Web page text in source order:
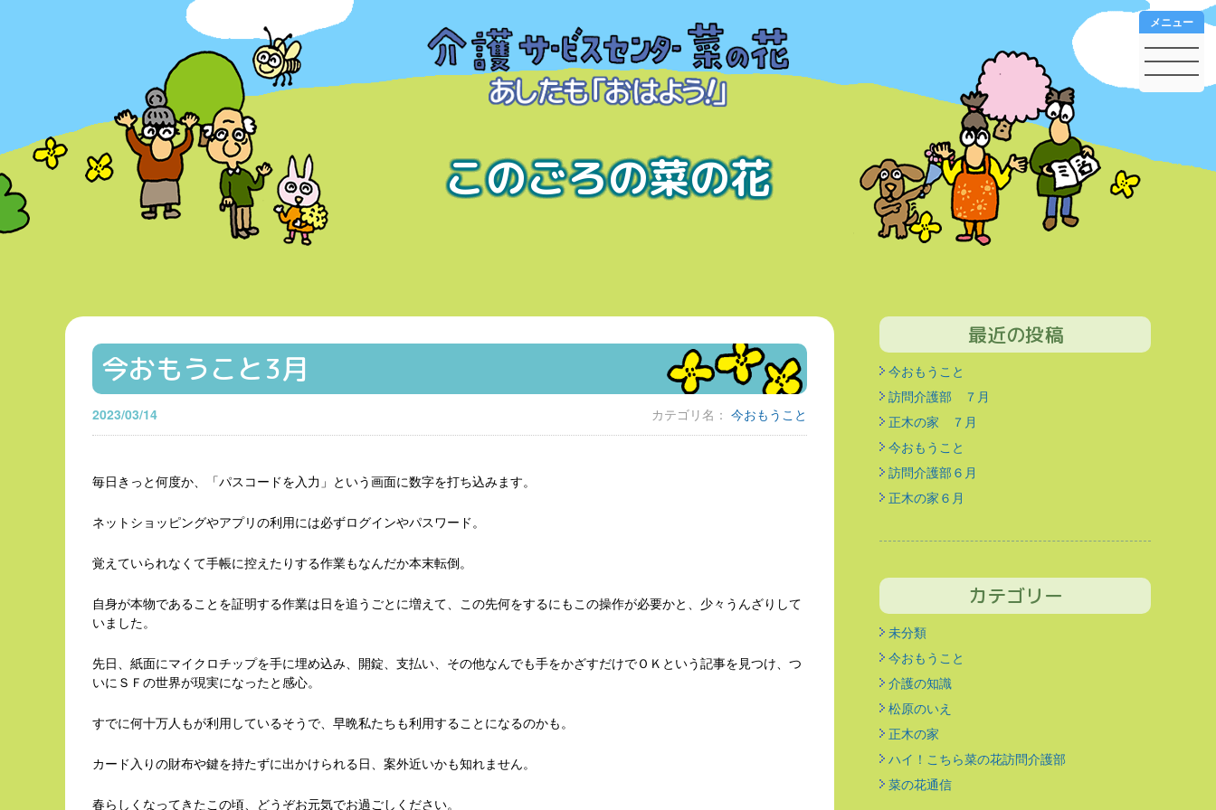
このごろの菜の花
メニュー
今おもうこと3月
2023/03/14 カテゴリ名： 今おもうこと
毎日きっと何度か、「パスコードを入力」という画面に数字を打ち込みます。
ネットショッピングやアプリの利用には必ずログインやパスワード。
覚えていられなくて手帳に控えたりする作業もなんだか本末転倒。
自身が本物であることを証明する作業は日を追うごとに増えて、この先何をするにもこの操作が必要かと、少々うんざりして
いました。
先日、紙面にマイクロチップを手に埋め込み、開錠、支払い、その他なんでも手をかざすだけでＯＫという記事を見つけ、つ
いにＳＦの世界が現実になったと感心。
すでに何十万人もが利用しているそうで、早晩私たちも利用することになるのかも。
カード入りの財布や鍵を持たずに出かけられる日、案外近いかも知れません。
春らしくなってきたこの頃、どうぞお元気でお過ごしください。
最近の投稿
今おもうこと
訪問介護部 ７月
正木の家 ７月
今おもうこと
訪問介護部６月
正木の家６月
カテゴリー
未分類
今おもうこと
介護の知識
松原のいえ
正木の家
ハイ！こちら菜の花訪問介護部
菜の花通信